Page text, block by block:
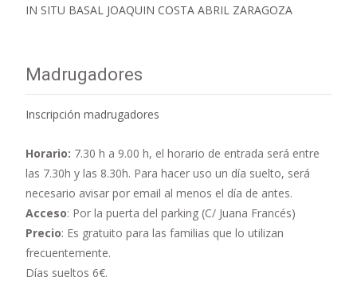
IN SITU BASAL JOAQUIN COSTA ABRIL ZARAGOZA
Madrugadores
Inscripción madrugadores
Horario: 7.30 h a 9.00 h, el horario de entrada será entre
las 7.30h y las 8.30h. Para hacer uso un día suelto, será
necesario avisar por email al menos el día de antes.
Acceso: Por la puerta del parking (C/ Juana Francés)
Precio: Es gratuito para las familias que lo utilizan
frecuentemente.
Días sueltos 6€.